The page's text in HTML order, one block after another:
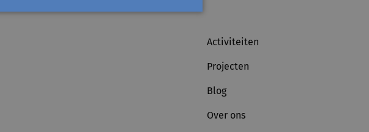
Activiteiten
Projecten
Blog
Over ons